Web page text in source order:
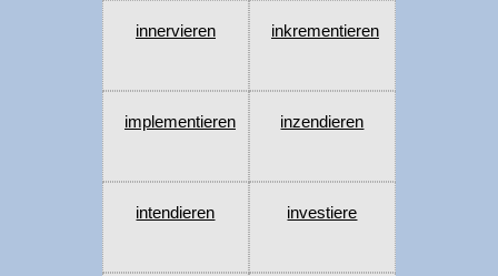
innervieren inkrementieren
implementieren inzendieren
intendieren investiere